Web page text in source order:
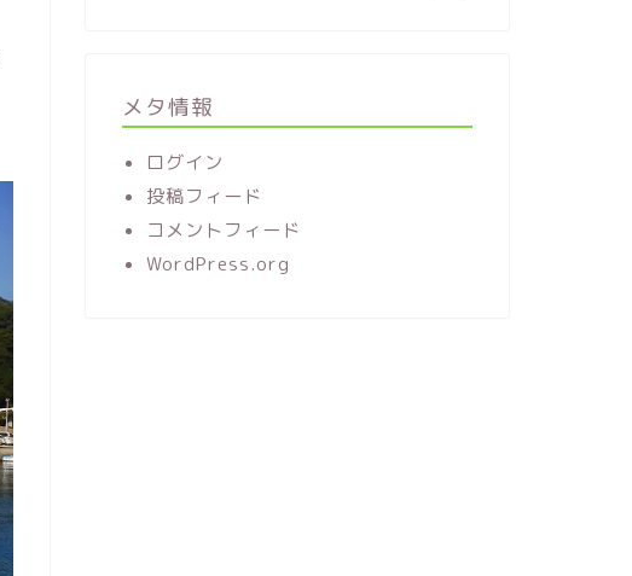
メタ情報
ログイン
投稿フィード
コメントフィード
WordPress.org